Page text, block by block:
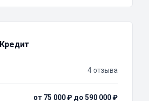
4 отзыва
от 75 000 ₽ до 590 000 ₽